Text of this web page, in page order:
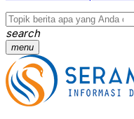
search
menu